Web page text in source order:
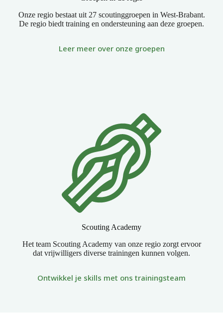
Onze regio bestaat uit 27 scoutinggroepen in West-Brabant.
De regio biedt training en ondersteuning aan deze groepen.
Leer meer over onze groepen
Scouting Academy
Het team Scouting Academy van onze regio zorgt ervoor
dat vrijwilligers diverse trainingen kunnen volgen.
Ontwikkel je skills met ons trainingsteam